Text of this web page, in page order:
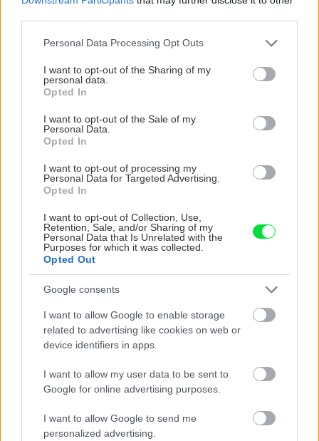
Please note that this website/app uses one or more Google
not limited to your visit or usage behaviour. You may click to
grant or deny consent to Google and its third-party tags to
use your data for below specified purposes in below Google
consent section.
Personal Data Processing Opt Outs
I want to opt-out of the Sharing of my
personal data.
Opted In
I want to opt-out of the Sale of my
Personal Data.
Opted In
I want to opt-out of processing my
Personal Data for Targeted Advertising.
Opted In
I want to opt-out of Collection, Use,
Retention, Sale, and/or Sharing of my
Personal Data that Is Unrelated with the
Purposes for which it was collected.
Opted Out
Google consents
I want to allow Google to enable storage
related to advertising like cookies on web or
device identifiers in apps.
I want to allow my user data to be sent to
Google for online advertising purposes.
I want to allow Google to send me
personalized advertising.
5 trvaliek s panašovanými listami, ktoré dodajú
vášmu záhonu celosezónny šmrnc
Chystáte sa zatepľovať alebo meniť kotol?
Návod, ako v nových dotačných výzvach